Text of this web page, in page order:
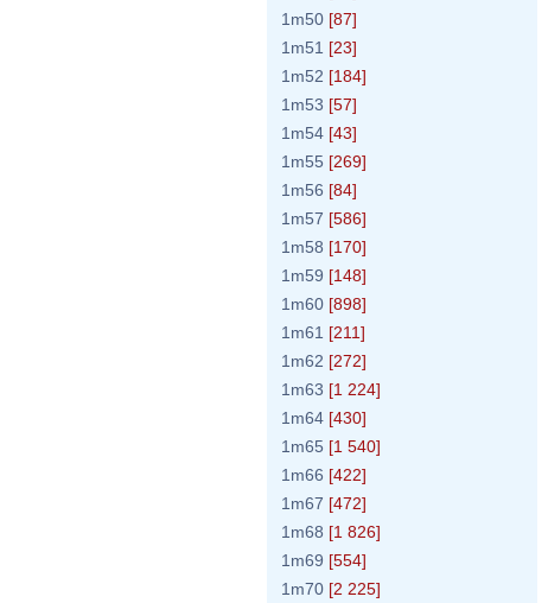
1m50 [87]
1m51 [23]
1m52 [184]
1m53 [57]
1m54 [43]
1m55 [269]
1m56 [84]
1m57 [586]
1m58 [170]
1m59 [148]
1m60 [898]
1m61 [211]
1m62 [272]
1m63 [1 224]
1m64 [430]
1m65 [1 540]
1m66 [422]
1m67 [472]
1m68 [1 826]
1m69 [554]
1m70 [2 225]